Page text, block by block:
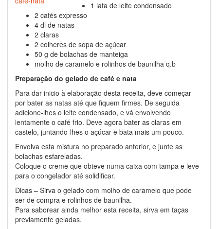
1 lata de leite condensado
2 cafés expresso
4 dl de natas
2 claras
2 colheres de sopa de açúcar
50 g de bolachas de manteiga
molho de caramelo e rolinhos de baunilha q.b
Preparação do gelado de café e nata
Para dar inicio à elaboração desta receita, deve começar
por bater as natas até que fiquem firmes. De seguida
adicione-lhes o leite condensado, e vá envolvendo
lentamente o café frio. Deve agora bater as claras em
castelo, juntando-lhes o açúcar e bata mais um pouco.
Envolva esta mistura no preparado anterior, e junte as
bolachas esfareladas.
Coloque o creme que obteve numa caixa com tampa e leve
para o congelador até solidificar.
Dicas – Sirva o gelado com molho de caramelo que pode
ser de compra e rolinhos de baunilha.
Para saborear ainda melhor esta receita, sirva em taças
previamente geladas.